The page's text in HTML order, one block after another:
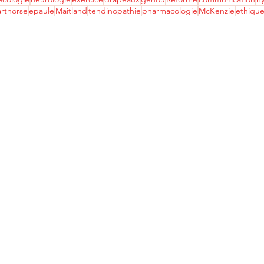
epaule Maitlandtendinopathie pharmacologie McKenzieethique